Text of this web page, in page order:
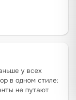
у всех
в одном стиле:
не путают